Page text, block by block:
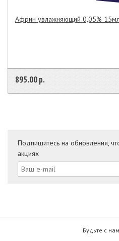
Африн увлажняющий 0,05%
895.00 р.
Подпишитесь на обновления,
акциях
Будьте с